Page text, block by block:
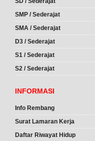
SMP / Sederajat
SMA / Sederajat
D3 / Sederajat
S1 / Sederajat
S2 / Sederajat
INFORMASI
Info Rembang
Surat Lamaran Kerja
Daftar Riwayat Hidup